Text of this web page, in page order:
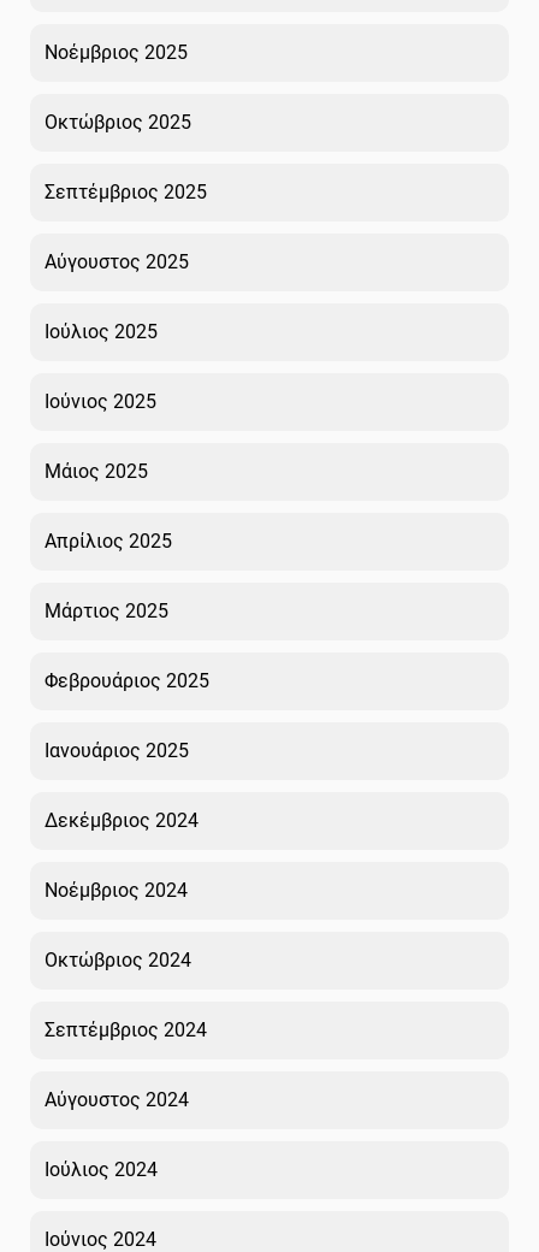
Νοέμβριος 2025
Οκτώβριος 2025
Σεπτέμβριος 2025
Αύγουστος 2025
Ιούλιος 2025
Ιούνιος 2025
Μάιος 2025
Απρίλιος 2025
Μάρτιος 2025
Φεβρουάριος 2025
Ιανουάριος 2025
Δεκέμβριος 2024
Νοέμβριος 2024
Οκτώβριος 2024
Σεπτέμβριος 2024
Αύγουστος 2024
Ιούλιος 2024
Ιούνιος 2024